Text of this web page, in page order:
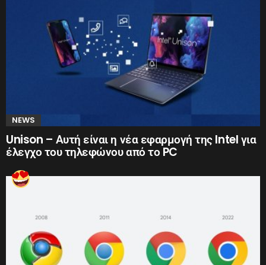
NEWS
Unison – Αυτή είναι η νέα εφαρμογή της Intel για
έλεγχο του τηλεφώνου από το PC